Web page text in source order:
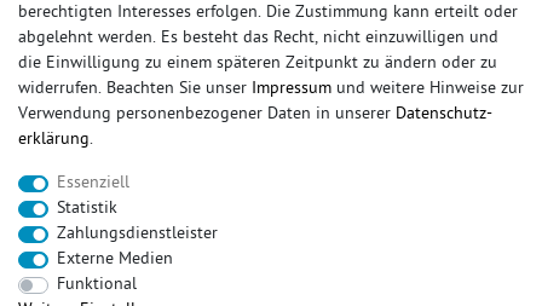
© Copyright 2026 Sportauspuff-Store.de - Alle Rechte vorbehalten.
Preisangaben inkl. gesetzlicher MwSt. und zzgl. Versandkosten
Das Internetportal für Sportendschalldämpfer, Komplettanlagen,
Rennsportanlagen, Sportendrohre, Universalteile, Fächerkrümmer,
Vorschalldämpfer, Sportkat, Ersatzrohr und Auspuffzubehör.
FOX, REMUS, FSW, FRIEDRICH MOTORSPORT, EISENMANN, ULTER
SPORT, NOVUS
sportauspuff sportkat
endrohr
downpipe
berechtigten Interesses erfolgen. Die Zustimmung kann erteilt oder
abgelehnt werden. Es besteht das Recht, nicht einzuwilligen und
die Einwilligung zu einem späteren Zeitpunkt zu ändern oder zu
widerrufen. Beachten Sie unser Impressum und weitere Hinweise zur
Verwendung personenbezogener Daten in unserer Daten­schutz­
erklärung.
Essenziell
Statistik
Zahlungsdienstleister
Externe Medien
Funktional